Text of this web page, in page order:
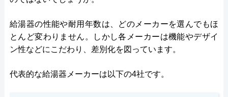
給湯器の性能や耐用年数は、どのメーカーを選んでもほ
とんど変わりません。しかし各メーカーは機能やデザイ
ン性などにこだわり、差別化を図っています。
代表的な給湯器メーカーは以下の4社です。